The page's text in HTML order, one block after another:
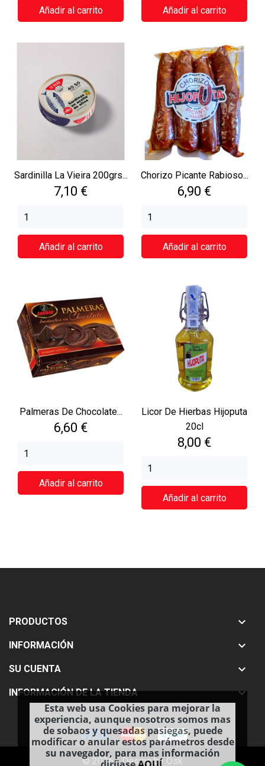
Esta web usa Cookies para mejorar la
experiencia, aunque nosotros somos mas
de sobaos y quesadas pasiegas, puede
modificar o anular estos parámetros desde
su navegador, para mas información
Añadir al carrito Añadir al carrito
Sardinilla La Vieira 200grs...
Precio
7,10 €
Añadir al carrito
Chorizo Picante Rabioso...
Precio
6,90 €
Añadir al carrito
Palmeras De Chocolate...
Precio
6,60 €
Añadir al carrito
Licor De Hierbas Hijoputa
20cl
Precio
8,00 €
Añadir al carrito
PRODUCTOS 
INFORMACIÓN 
SU CUENTA 
INFORMACIÓN DE LA TIENDA 
© 2026 - Desing by Osk